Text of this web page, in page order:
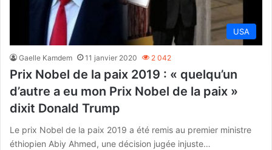
USA
Gaelle Kamdem 11 janvier 2020 2 042
Prix Nobel de la paix 2019 : « quelqu’un
d’autre a eu mon Prix Nobel de la paix »
dixit Donald Trump
Le prix Nobel de la paix 2019 a été remis au premier ministre
éthiopien Abiy Ahmed, une décision jugée injuste…